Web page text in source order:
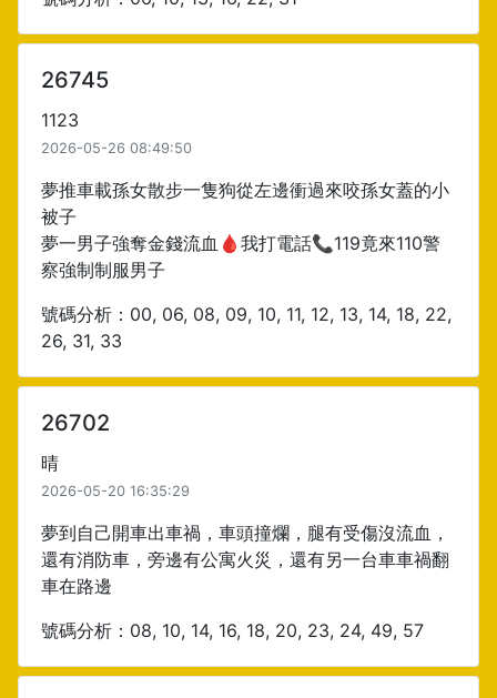
26745
1123
2026-05-26 08:49:50
夢推車載孫女散步一隻狗從左邊衝過來咬孫女蓋的小
被子
夢一男子強奪金錢流血🩸我打電話📞119竟來110警
察強制制服男子
號碼分析：00, 06, 08, 09, 10, 11, 12, 13, 14, 18, 22,
26, 31, 33
26702
晴
2026-05-20 16:35:29
夢到自己開車出車禍，車頭撞爛，腿有受傷沒流血，
還有消防車，旁邊有公寓火災，還有另一台車車禍翻
車在路邊
號碼分析：08, 10, 14, 16, 18, 20, 23, 24, 49, 57